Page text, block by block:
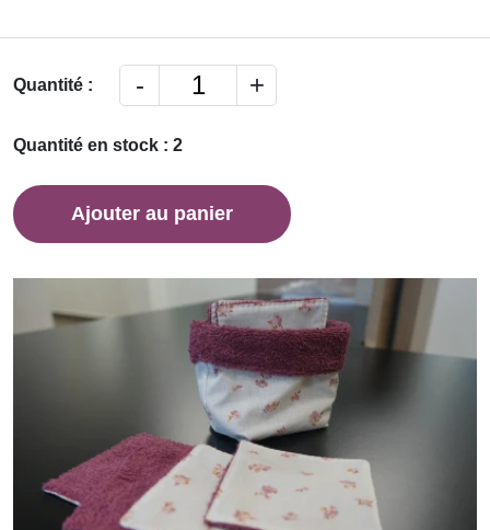
Quantité : - +
Quantité en stock : 2
Ajouter au panier